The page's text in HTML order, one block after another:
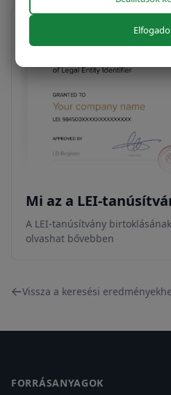
Mi az a LEI-
A LEI-tanúsítvány
olvashat bővebben
Vissza a keresési
FORRÁSANYAGOK